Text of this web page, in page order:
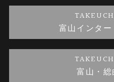
金澤指輪工房｜手作り婚約指輪
富山インタ
富山・